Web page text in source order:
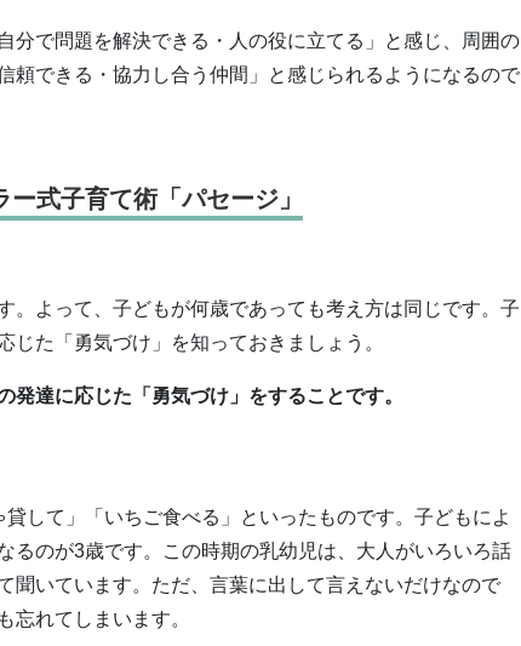
分で問題を解決できる・人の役に立てる」と感じ、周囲の
頼できる・協力し合う仲間」と感じられるようになるので
式子育て術「パセージ」
。よって、子どもが何歳であっても考え方は同じです。子
た「勇気づけ」を知っておきましょう。
達に応じた「勇気づけ」をすることです。
して」「いちご食べる」といったものです。子どもによ
るのが3歳です。この時期の乳幼児は、大人がいろいろ話
聞いています。ただ、言葉に出して言えないだけなので
忘れてしまいます。